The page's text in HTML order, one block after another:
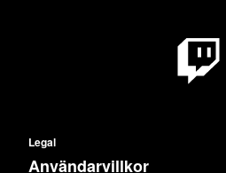
Legal
Användarvillkor